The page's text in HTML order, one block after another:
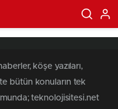
köşe yazıları,
bütün konuların tek
teknolojisitesi.net